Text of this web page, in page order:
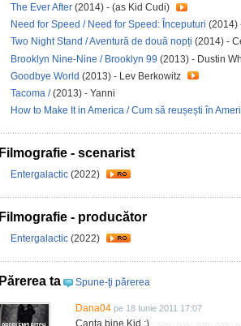
The Ever After (2014) - (as Kid Cudi)
Need for Speed / Need for Speed: Începuturi (2014)
Two Night Stand / Aventură de două nopți (2014) -
Brooklyn Nine-Nine / Brooklyn 99 (2013) - Dustin
Goodbye World (2013) - Lev Berkowitz
Tacoma /(2013) - Yanni
How to Make It in America / Cum să reușești în
Filmografie - scenarist
Entergalactic (2022)
Filmografie - producător
Entergalactic (2022)
Părerea ta Spune-ţi părerea
Dana04 pe 18 Iunie 2011 17:07